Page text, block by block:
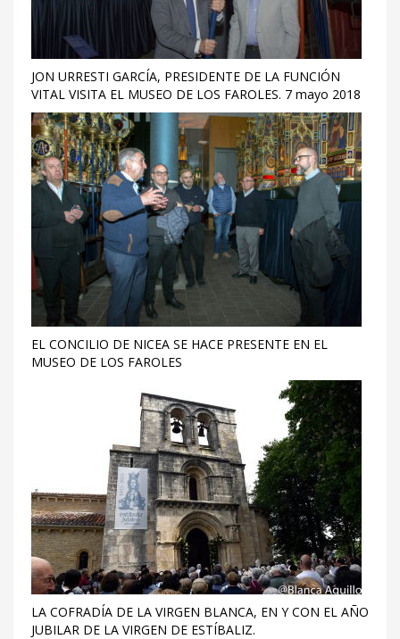
JON URRESTI GARCÍA, PRESIDENTE DE LA FUNCIÓN
VITAL VISITA EL MUSEO DE LOS FAROLES. 7 mayo 2018
EL CONCILIO DE NICEA SE HACE PRESENTE EN EL
MUSEO DE LOS FAROLES
LA COFRADÍA DE LA VIRGEN BLANCA, EN Y CON EL AÑO
JUBILAR DE LA VIRGEN DE ESTÍBALIZ.